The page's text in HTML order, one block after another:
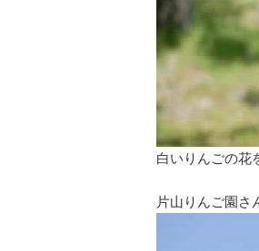
白いりんごの花
片山りんご園さ